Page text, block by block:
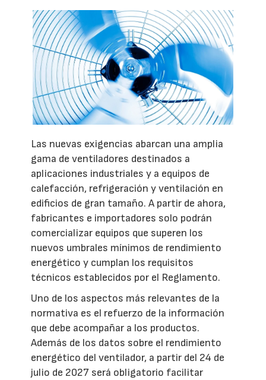
Las nuevas exigencias abarcan una amplia
gama de ventiladores destinados a
aplicaciones industriales y a equipos de
calefacción, refrigeración y ventilación en
edificios de gran tamaño. A partir de ahora,
fabricantes e importadores solo podrán
comercializar equipos que superen los
nuevos umbrales mínimos de rendimiento
energético y cumplan los requisitos
técnicos establecidos por el Reglamento.
Uno de los aspectos más relevantes de la
normativa es el refuerzo de la información
que debe acompañar a los productos.
Además de los datos sobre el rendimiento
energético del ventilador, a partir del 24 de
julio de 2027 será obligatorio facilitar